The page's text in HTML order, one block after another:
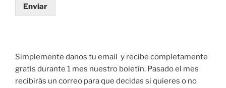
Enviar
Simplemente danos tu email y recibe completamente
gratis durante 1 mes nuestro boletín. Pasado el mes
recibirás un correo para que decidas si quieres o no